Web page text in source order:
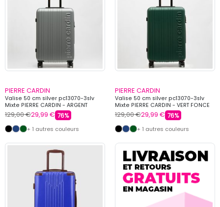
PIERRE CARDIN
Valise 50 cm silver pc13070-3slv
Mixte PIERRE CARDIN - ARGENT
129,00 €29,99 € 76%
+ 1 autres couleurs
PIERRE CARDIN
Valise 50 cm silver pc13070-3slv
Mixte PIERRE CARDIN - VERT FONCE
129,00 €29,99 € 76%
+ 1 autres couleurs